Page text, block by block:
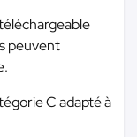
peuvent
C adapté à